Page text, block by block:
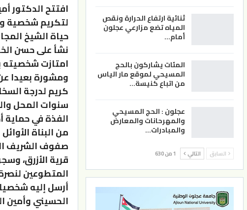
افتتح الدكتور
لتكريم شخصية
حياة الشيخ
نشأ على حسن
امتازت شخصيته
ومشورة بعيدا
كريم لدرجة
سنوات المحل
الفذة في حماية
من البناة
صفوف الشريف
قرية الأزرق،
المتطوعين
أرسل إليه
الحسيني وأمين
ثنائية ارتفاع الحرارة ونقص
المياه تضع مزارعي عجلون
أمام…
المئات يشاركون بالحج
المسيحي لموقع مار الياس
من اتباع كنيسة…
عجلون : الحج المسيحي
والمهرحانات والمعارض
والمبادرات…
السابق التالي 1 من 630